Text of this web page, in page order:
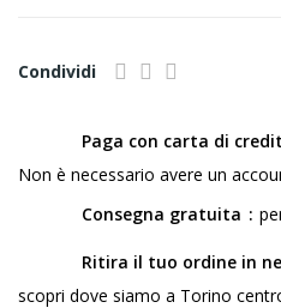
Condividi
Paga con carta di
Non è necessario avere un
Consegna gratuita
Ritira il tuo ordine in
scopri dove siamo a Torino